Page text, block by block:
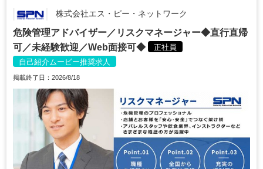
株式会社エス・ピー・ネットワーク
危険管理アドバイザー／リスクマネージャー◆直行直帰
可／未経験歓迎／Web面接可◆
正社員
自己紹介ムービー推奨求人
掲載終了日：2026/8/18